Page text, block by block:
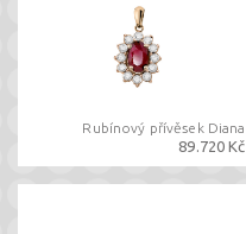
Rubínový přívěsek Diana
89.720 Kč